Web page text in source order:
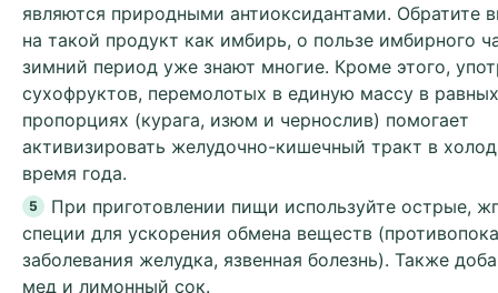
являются природными антиоксидантами. Обратите
на такой продукт как имбирь, о пользе имбирного
зимний период уже знают многие. Кроме этого,
сухофруктов, перемолотых в единую массу в равных
пропорциях (курага, изюм и чернослив) помогает
активизировать желудочно-кишечный тракт в
время года.
При приготовлении пищи используйте острые,
специи для ускорения обмена веществ
заболевания желудка, язвенная болезнь). Также
мед и лимонный сок.